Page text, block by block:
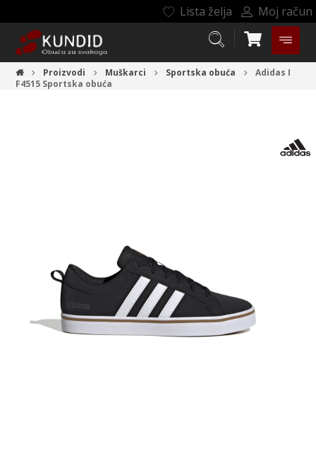
Lista želja Moj račun
Proizvodi Muškarci Sportska obuća
Adidas I
F4515 Sportska obuća